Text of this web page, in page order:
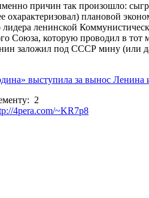
причин так произошло:
плановой
ленинской
Союза, которую проводил в тот
заложил под СССР мину (или
выступила за вынос Ленина
2
4pera.com/~KR7p8